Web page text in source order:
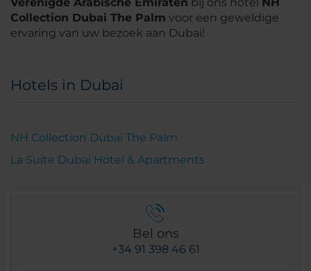
Collection Dubai The Palm voor een geweldige
ervaring van uw bezoek aan Dubai!
Hotels in Dubai
NH Collection Dubai The Palm
La Suite Dubai Hotel & Apartments
Bel ons
+34 91 398 46 61